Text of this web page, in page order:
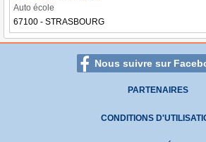
Auto école
67100 - STRASBOURG
Nous suivre sur
PARTENAIRES
CONDITIONS